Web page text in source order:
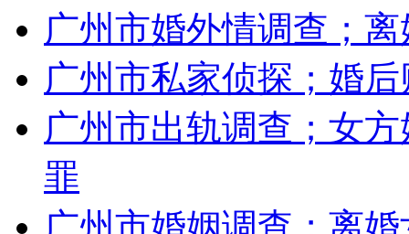
广州市婚外情调查；
广州市私家侦探；婚
广州市出轨调查；女
罪